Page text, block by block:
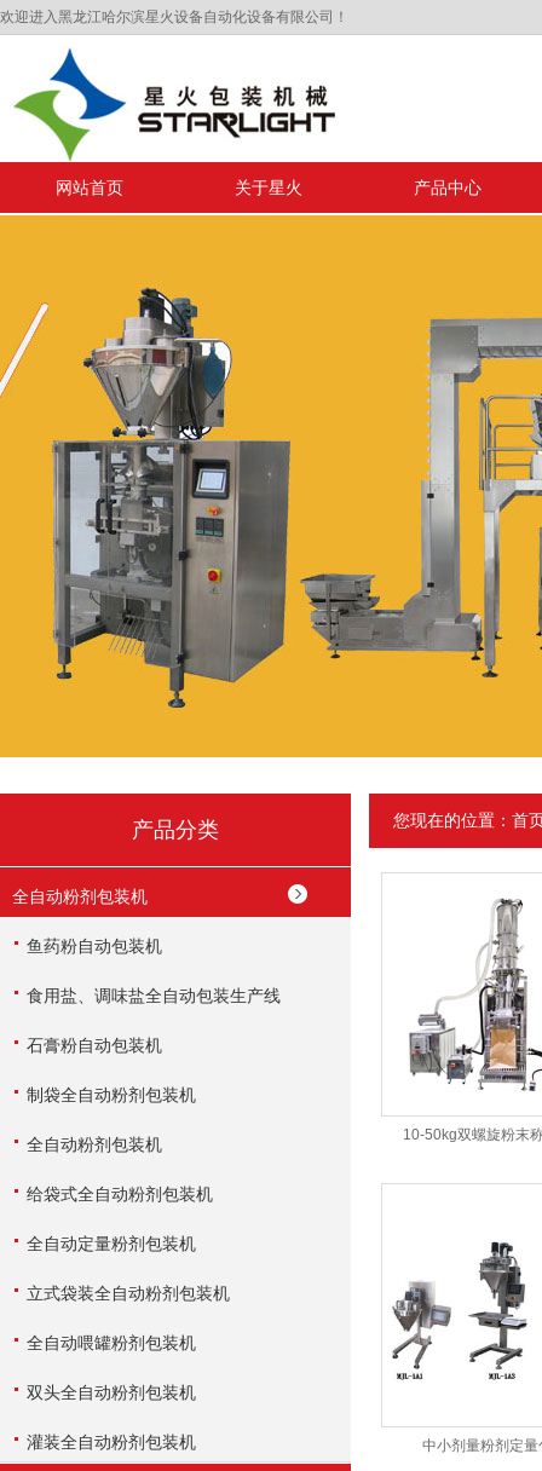
欢迎进入黑龙江哈尔滨星火设备自动化设备有限公司！
网站首页 关于星火 产品中心
产品分类
全自动粉剂包装机
鱼药粉自动包装机
食用盐、调味盐全自动包装生产线
石膏粉自动包装机
制袋全自动粉剂包装机
全自动粉剂包装机
给袋式全自动粉剂包装机
全自动定量粉剂包装机
立式袋装全自动粉剂包装机
全自动喂罐粉剂包装机
双头全自动粉剂包装机
灌装全自动粉剂包装机
您现在的位置： 首
10-50kg双螺旋粉末
中小剂量粉剂定量